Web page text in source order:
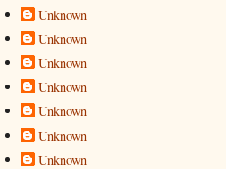
Unknown
Unknown
Unknown
Unknown
Unknown
Unknown
Unknown